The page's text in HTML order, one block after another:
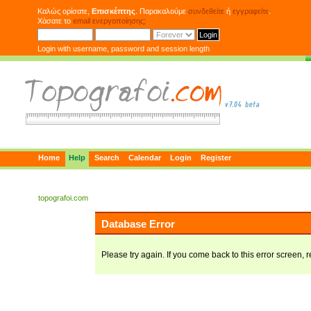
Καλώς ορίσατε, Επισκέπτης . Παρακαλούμε συνδεθείτε ή εγγραφείτε
Χάσατε το email ενεργοποίησης;
Login with username, password and session length
Home Help Search Calendar Login Register
topografoi.com
Database Error
Please try again. If you come back to this error screen,